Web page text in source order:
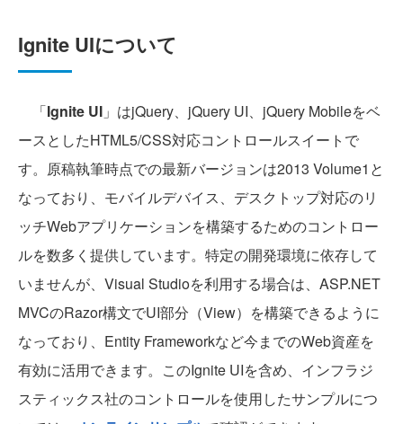
Ignite UIについて
「Ignite UI 」はjQuery、jQuery UI、jQuery Mobileをベ
ースとしたHTML5/CSS対応コントロールスイートで
す。原稿執筆時点での最新バージョンは2013 Volume1と
なっており、モバイルデバイス、デスクトップ対応のリ
ッチWebアプリケーションを構築するためのコントロー
ルを数多く提供しています。特定の開発環境に依存して
いませんが、Visual Studioを利用する場合は、ASP.NET
MVCのRazor構文でUI部分（View）を構築できるように
なっており、Entity Frameworkなど今までのWeb資産を
有効に活用できます。このIgnite UIを含め、インフラジ
スティックス社のコントロールを使用したサンプルにつ